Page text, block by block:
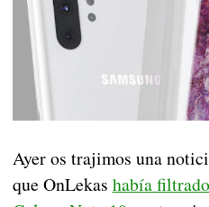
Ayer os trajimos una
que OnLekas había